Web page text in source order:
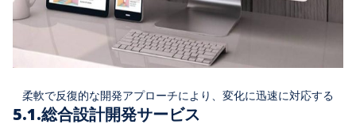
柔軟で反復的な開発アプローチにより、変化に迅速に対応する
5.1.総合設計開発サービス